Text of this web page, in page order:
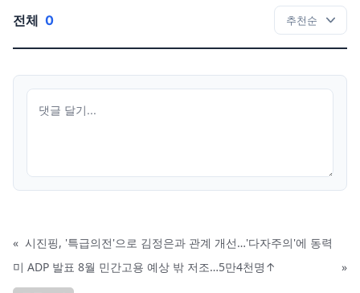
전체 0
« 시진핑, '특급의전'으로 김정은과 관계 개선…'다자주의'에 동력
미 ADP 발표 8월 민간고용 예상 밖 저조…5만4천명↑
»